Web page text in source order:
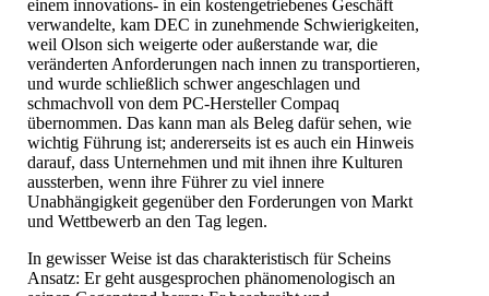
einem innovations- in ein kostengetriebenes Geschäft
verwandelte, kam DEC in zunehmende Schwierigkeiten,
weil Olson sich weigerte oder außerstande war, die
veränderten Anforderungen nach innen zu transportieren,
und wurde schließlich schwer angeschlagen und
schmachvoll von dem PC-Hersteller Compaq
übernommen. Das kann man als Beleg dafür sehen, wie
wichtig Führung ist; andererseits ist es auch ein Hinweis
darauf, dass Unternehmen und mit ihnen ihre Kulturen
aussterben, wenn ihre Führer zu viel innere
Unabhängigkeit gegenüber den Forderungen von Markt
und Wettbewerb an den Tag legen.
In gewisser Weise ist das charakteristisch für Scheins
Ansatz: Er geht ausgesprochen phänomenologisch an